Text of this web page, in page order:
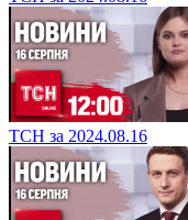
ТСН за 2024.08.16